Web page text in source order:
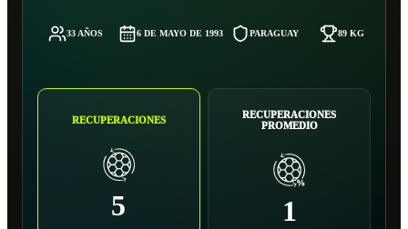
33 AÑOS 6 DE MAYO DE 1993 PARAGUAY 89 KG
RECUPERACIONES
5
RECUPERACIONES
PROMEDIO
1